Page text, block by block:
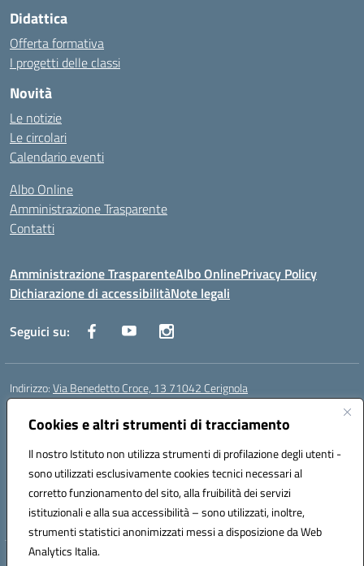
Cookies e altri strumenti di tracciamento
Il nostro Istituto non utilizza strumenti di profilazione degli utenti -
sono utilizzati esclusivamente cookies tecnici necessari al
corretto funzionamento del sito, alla fruibilità dei servizi
istituzionali e alla sua accessibilità – sono utilizzati, inoltre,
strumenti statistici anonimizzati messi a disposizione da Web
Analytics Italia.
Didattica
Offerta formativa
I progetti delle classi
Novità
Le notizie
Le circolari
Calendario eventi
Albo Online
Amministrazione Trasparente
Contatti
Amministrazione TrasparenteAlbo OnlinePrivacy Policy
Dichiarazione di accessibilitàNote legali
Seguici su:
Indirizzo:Via Benedetto Croce, 13 71042 Cerignola
Centralino:
Posta elettronica certificata (PEC):fgps08000e@pec.istruzione.it
Codice fiscale: 81003730710
Codice meccanografico:fgps08000e
Codice Indice delle Pubbliche Amministrazioni (IPA): istsc_fgps08000e
Codice unico di fatturazione (CUF): UFSPA6